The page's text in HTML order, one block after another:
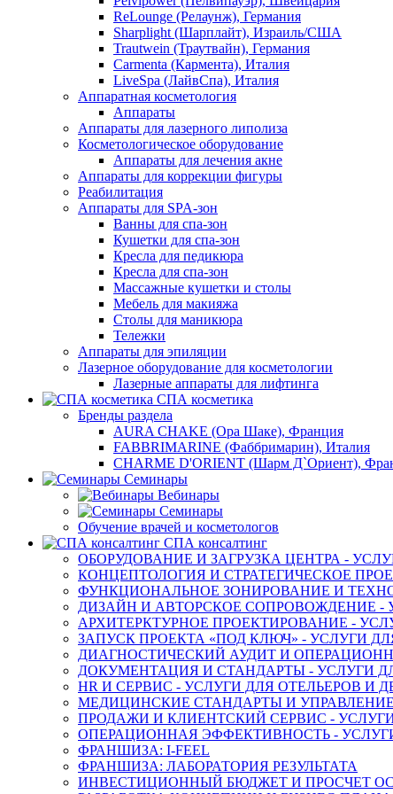
ReLounge (Релаунж), Германия
Sharplight (Шарплайт), Израиль/США
Trautwein (Траутвайн), Германия
Carmenta (Кармента), Италия
LiveSpa (ЛайвСпа), Италия
Аппаратная косметология
Аппараты
Аппараты для лазерного липолиза
Косметологическое оборудование
Аппараты для лечения акне
Аппараты для коррекции фигуры
Реабилитация
Аппараты для SPA-зон
Ванны для спа-зон
Кушетки для спа-зон
Кресла для педикюра
Кресла для спа-зон
Массажные кушетки и столы
Мебель для макияжа
Столы для маникюра
Тележки
Аппараты для эпиляции
Лазерное оборудование для косметологии
Лазерные аппараты для лифтинга
СПА косметика
Бренды раздела
AURA CHAKE (Ора Шаке), Франция
FABBRIMARINE (Фаббримарин), Италия
CHARME D'ORIENT (Шарм Д`Ориент),
Семинары
Вебинары
Семинары
Обучение врачей и косметологов
СПА консалтинг
ОБОРУДОВАНИЕ И ЗАГРУЗКА ЦЕНТРА -
КОНЦЕПТОЛОГИЯ И СТРАТЕГИЧЕСКОЕ
ФУНКЦИОНАЛЬНОЕ ЗОНИРОВАНИЕ И
ДИЗАЙН И АВТОРСКОЕ СОПРОВОЖДЕНИЕ -
АРХИТЕРКТУРНОЕ ПРОЕКТИРОВАНИЕ -
ЗАПУСК ПРОЕКТА «ПОД КЛЮЧ» - УСЛУГИ
ДИАГНОСТИЧЕСКИЙ АУДИТ И
ДОКУМЕНТАЦИЯ И СТАНДАРТЫ - УСЛУГИ
HR И СЕРВИС - УСЛУГИ ДЛЯ ОТЕЛЬЕРОВ И
МЕДИЦИНСКИЕ СТАНДАРТЫ И
ПРОДАЖИ И КЛИЕНТСКИЙ СЕРВИС -
ОПЕРАЦИОННАЯ ЭФФЕКТИВНОСТЬ -
ФРАНШИЗА: I-FEEL
ФРАНШИЗА: ЛАБОРАТОРИЯ РЕЗУЛЬТАТА
ИНВЕСТИЦИОННЫЙ БЮДЖЕТ И ПРОСЧЕТ